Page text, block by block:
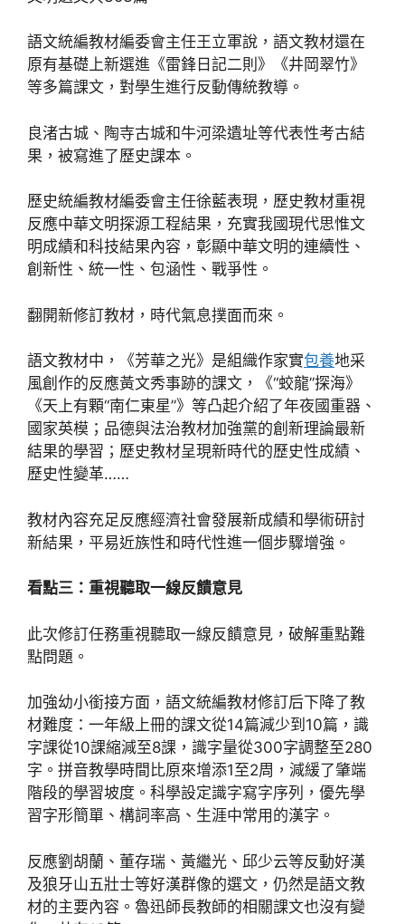
語文統編教材編委會主任王立軍說，語文教材還在
原有基礎上新選進《雷鋒日記二則》《井岡翠竹》
等多篇課文，對學生進行反動傳統教導。
良渚古城、陶寺古城和牛河梁遺址等代表性考古結
果，被寫進了歷史課本。
歷史統編教材編委會主任徐藍表現，歷史教材重視
反應中華文明探源工程結果，充實我國現代思惟文
明成績和科技結果內容，彰顯中華文明的連續性、
創新性、統一性、包涵性、戰爭性。
翻開新修訂教材，時代氣息撲面而來。
語文教材中，《芳華之光》是組織作家實包養地采
風創作的反應黃文秀事跡的課文，《“蛟龍”探海》
《天上有顆“南仁東星”》等凸起介紹了年夜國重器、
國家英模；品德與法治教材加強黨的創新理論最新
結果的學習；歷史教材呈現新時代的歷史性成績、
歷史性變革……
教材內容充足反應經濟社會發展新成績和學術研討
新結果，平易近族性和時代性進一個步驟增強。
看點三：重視聽取一線反饋意見
此次修訂任務重視聽取一線反饋意見，破解重點難
點問題。
加強幼小銜接方面，語文統編教材修訂后下降了教
材難度：一年級上冊的課文從14篇減少到10篇，識
字課從10課縮減至8課，識字量從300字調整至280
字。拼音教學時間比原來增添1至2周，減緩了肇端
階段的學習坡度。科學設定識字寫字序列，優先學
習字形簡單、構詞率高、生涯中常用的漢字。
反應劉胡蘭、董存瑞、黃繼光、邱少云等反動好漢
及狼牙山五壯士等好漢群像的選文，仍然是語文教
材的主要內容。魯迅師長教師的相關課文也沒有變